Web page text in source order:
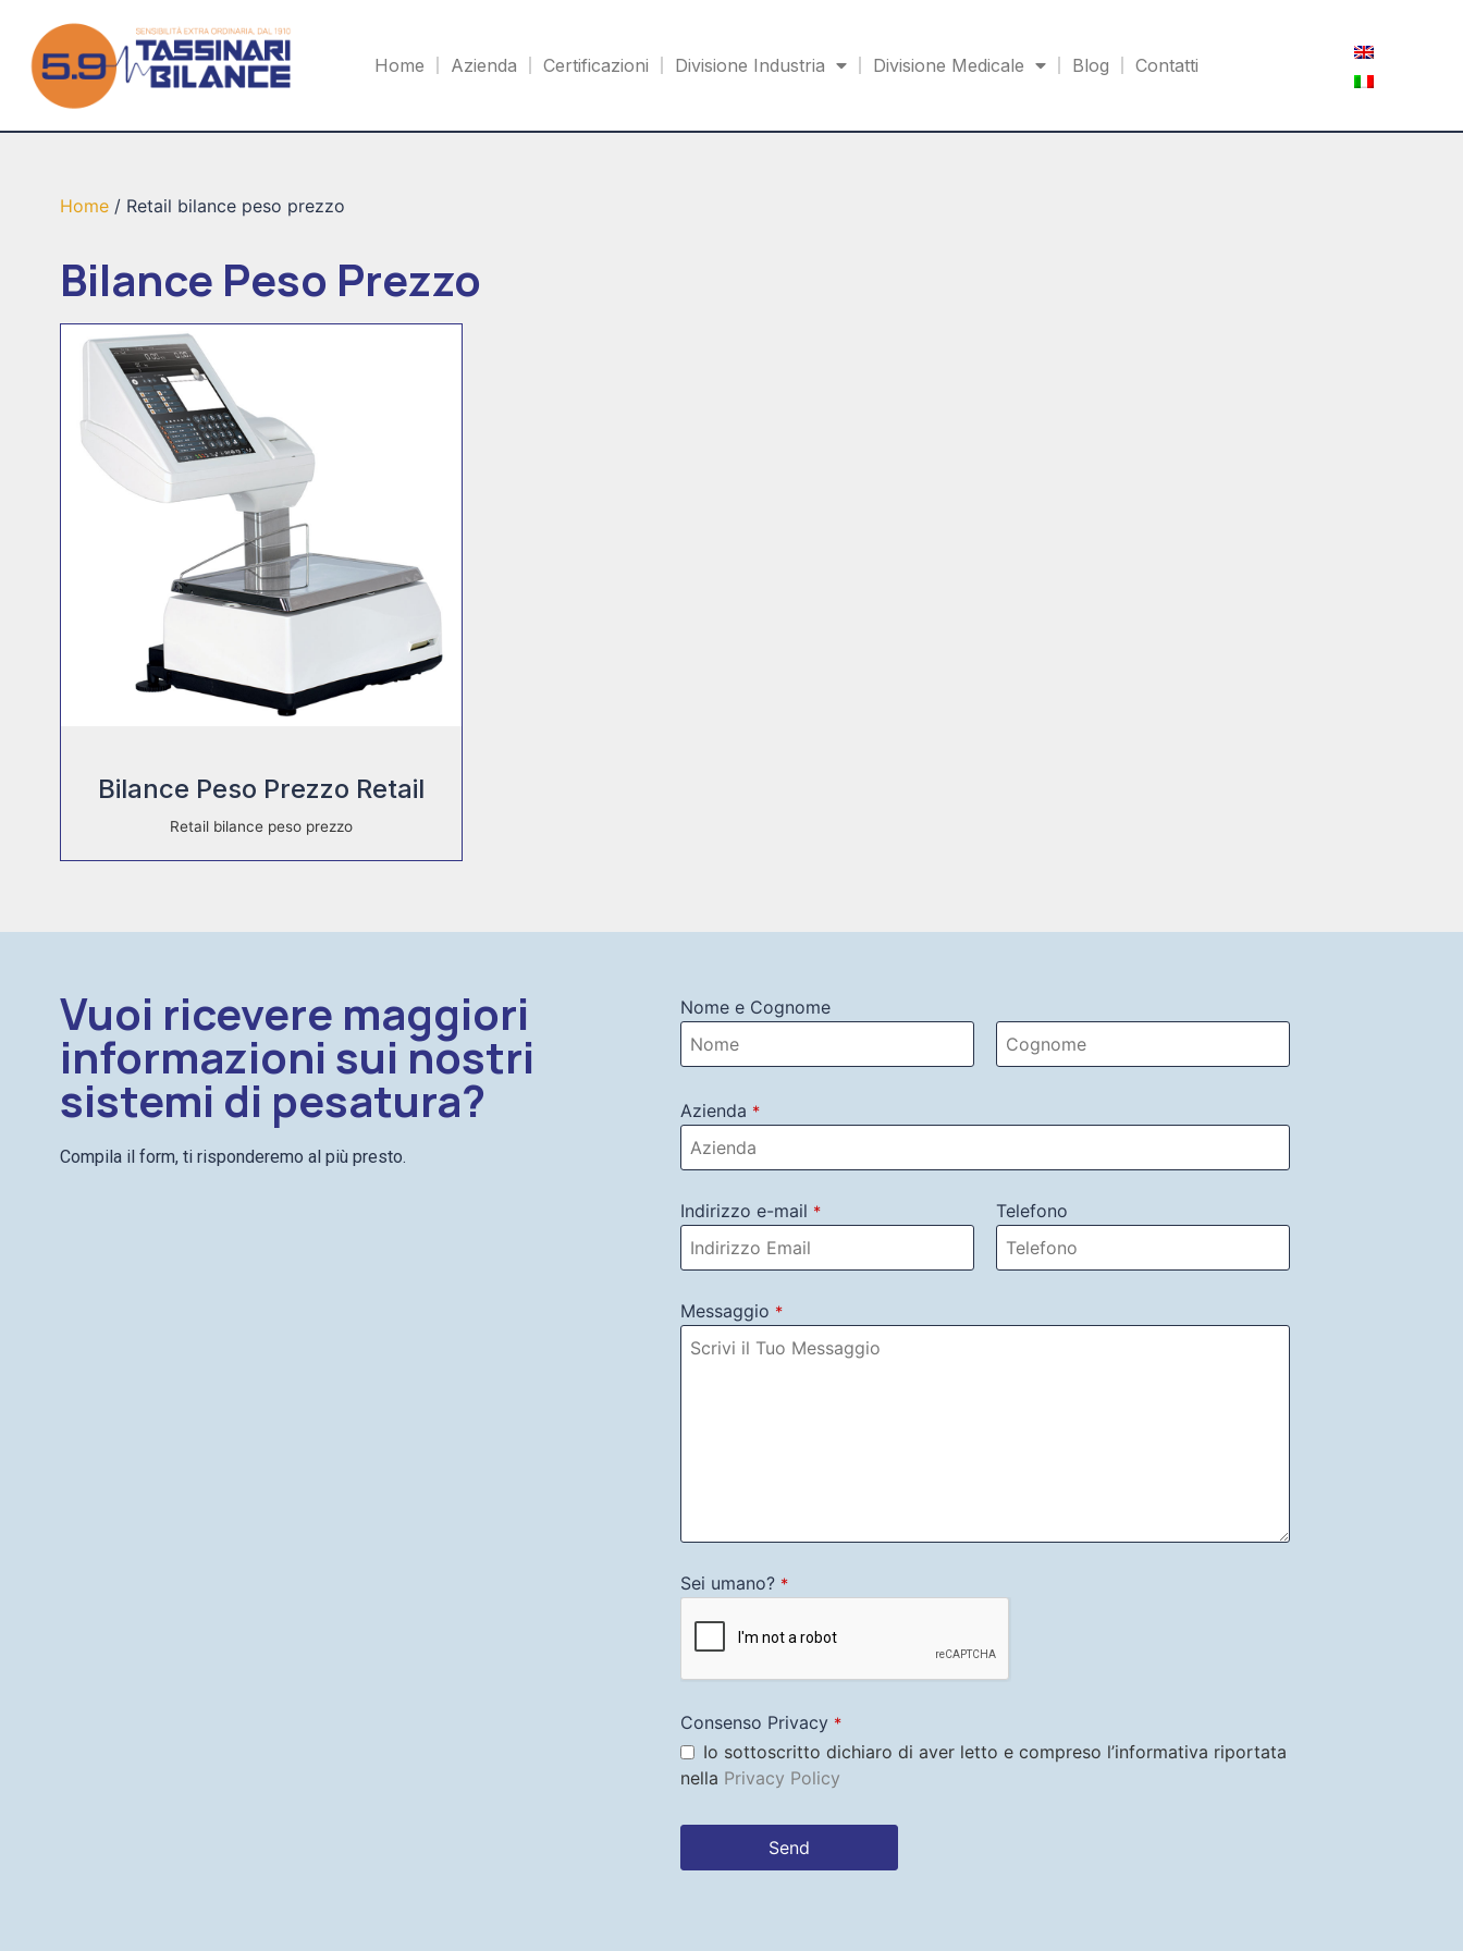
Home Azienda Certificazioni Divisione Industria Divisione Medicale Blog Contatti
Home / Retail bilance peso prezzo
Bilance Peso Prezzo
Bilance Peso Prezzo Retail
Retail bilance peso prezzo
Vuoi ricevere maggiori
informazioni sui nostri
sistemi di pesatura?
Compila il form, ti risponderemo al più presto.
Nome e Cognome
Azienda *
Indirizzo e-mail * Telefono
Messaggio *
Sei umano? *
Consenso Privacy *
Io sottoscritto dichiaro di aver letto e compreso l’informativa riportata
nella Privacy Policy
Send